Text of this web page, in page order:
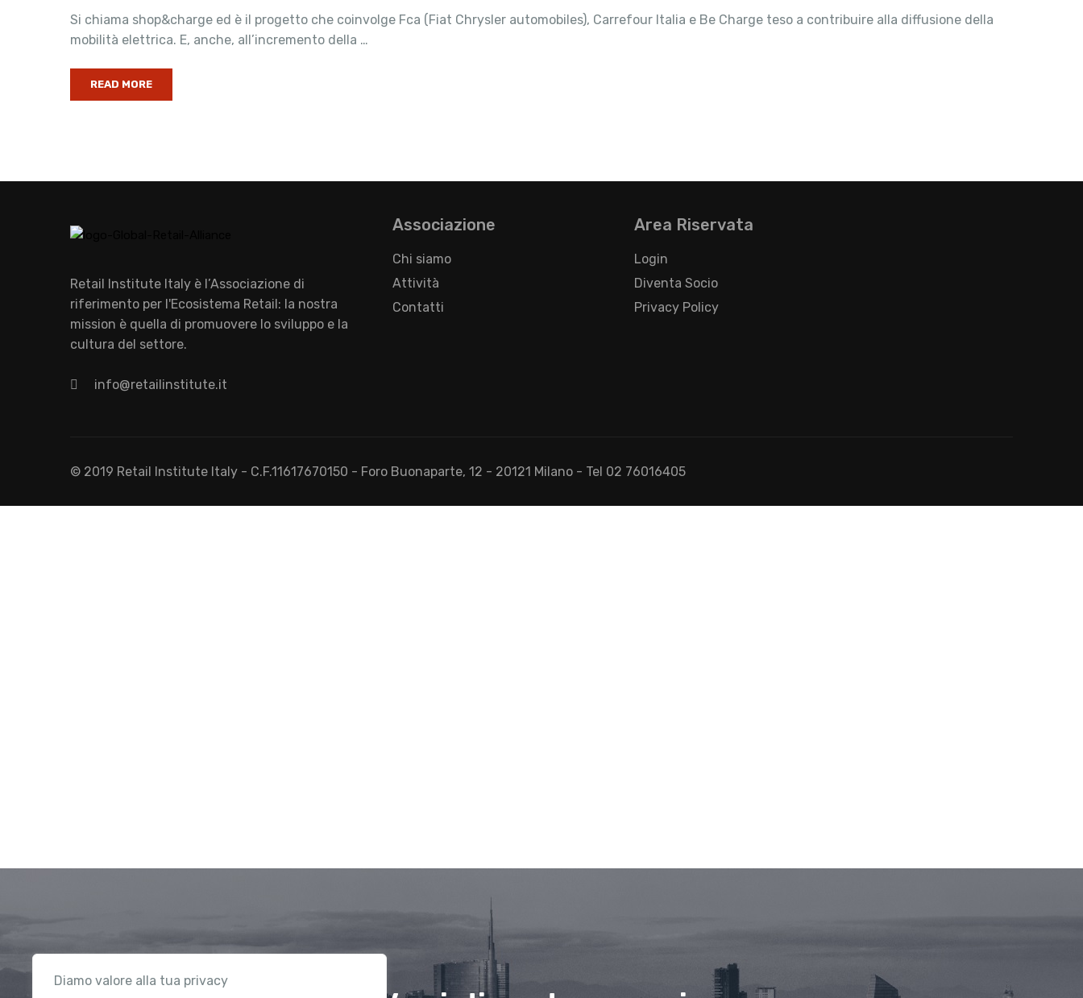
Diamo valore alla tua privacy
Si chiama shop&charge ed è il progetto che coinvolge Fca (Fiat Chrysler automobiles), Carrefour Italia e Be Charge teso a contribuire alla diffusione della
mobilità elettrica. E, anche, all’incremento della …
READ MORE
Retail Institute Italy è l’Associazione di
riferimento per l'Ecosistema Retail: la nostra
mission è quella di promuovere lo sviluppo e la
cultura del settore.
info@retailinstitute.it
Associazione
Chi siamo
Attività
Contatti
Area Riservata
Login
Diventa Socio
Privacy Policy
© 2019 Retail Institute Italy - C.F.11617670150 - Foro Buonaparte, 12 - 20121 Milano - Tel 02 76016405